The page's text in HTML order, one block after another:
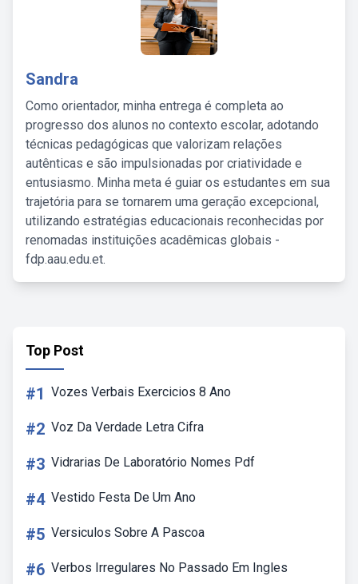
Sandra
Como orientador, minha entrega é completa ao
progresso dos alunos no contexto escolar, adotando
técnicas pedagógicas que valorizam relações
autênticas e são impulsionadas por criatividade e
entusiasmo. Minha meta é guiar os estudantes em sua
trajetória para se tornarem uma geração excepcional,
utilizando estratégias educacionais reconhecidas por
renomadas instituições acadêmicas globais -
fdp.aau.edu.et.
Top Post
#1 Vozes Verbais Exercicios 8 Ano
#2 Voz Da Verdade Letra Cifra
#3 Vidrarias De Laboratório Nomes Pdf
#4 Vestido Festa De Um Ano
#5 Versiculos Sobre A Pascoa
#6 Verbos Irregulares No Passado Em Ingles